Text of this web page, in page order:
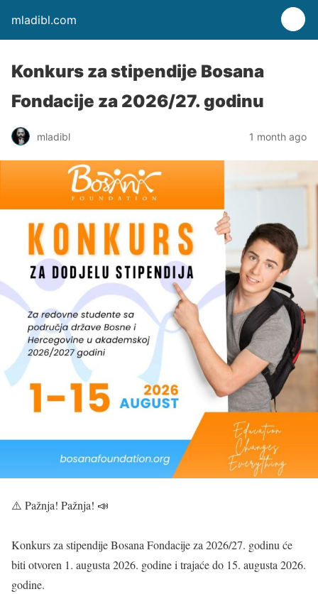
mladibl.com
Konkurs za stipendije Bosana
Fondacije za 2026/27. godinu
mladibl 1 month ago
⚠️ Pažnja! Pažnja! 📣
Konkurs za stipendije Bosana Fondacije za 2026/27. godinu će
biti otvoren 1. augusta 2026. godine i trajaće do 15. augusta 2026.
godine.